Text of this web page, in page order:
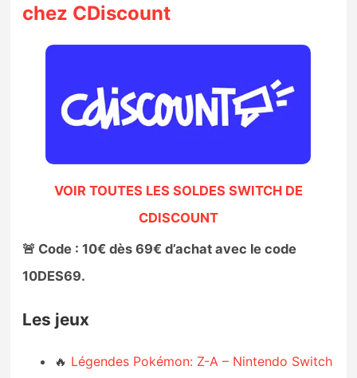
chez CDiscount
VOIR TOUTES LES SOLDES SWITCH DE
CDISCOUNT
🚨 Code : 10€ dès 69€ d’achat avec le code
10DES69.
Les jeux
🔥 Légendes Pokémon: Z-A – Nintendo Switch